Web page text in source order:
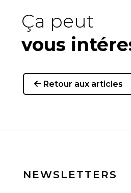
Ça peut
vous
Retour aux articles
NEWSLETTERS